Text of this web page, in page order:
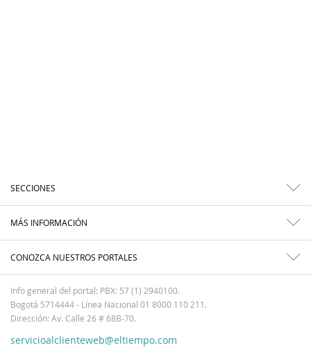
SECCIONES
MÁS INFORMACIÓN
CONOZCA NUESTROS PORTALES
Info general del portal: PBX: 57 (1) 2940100.
Bogotá 5714444 - Línea Nacional 01 8000 110 211.
Dirección: Av. Calle 26 # 68B-70.
servicioalclienteweb@eltiempo.com